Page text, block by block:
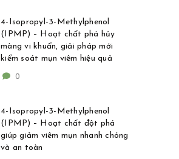
4-Isopropyl-3-Methylphenol
(IPMP) – Hoạt chất phá hủy
màng vi khuẩn, giải pháp mới
kiểm soát mụn viêm hiệu quả
0
4-Isopropyl-3-Methylphenol
(IPMP) – Hoạt chất đột phá
giúp giảm viêm mụn nhanh chóng
và an toàn